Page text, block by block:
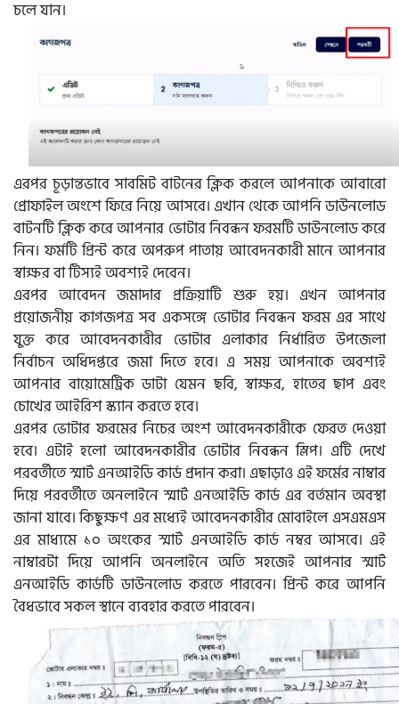
চলে যান।
এরপর চূড়ান্তভাবে সাবমিট বাটনের ক্লিক করলে আপনাকে আবারো
প্রোফাইল অংশে ফিরে নিয়ে আসবে। এখান থেকে আপনি ডাউনলোড
বাটনটি ক্লিক করে আপনার ভোটার নিবন্ধন ফরমটি ডাউনলোড করে
নিন। ফর্মটি প্রিন্ট করে অপরুপ পাতায় আবেদনকারী মানে আপনার
স্বাক্ষর বা টিস্যই অবশ্যই দেবেন।
এরপর আবেদন জমাদার প্রক্রিয়াটি শুরু হয়। এখন আপনার
প্রয়োজনীয় কাগজপত্র সব একসঙ্গে ভোটার নিবন্ধন ফরম এর সাথে
যুক্ত করে আবেদনকারীর ভোটার এলাকার নির্ধারিত উপজেলা
নির্বাচন অধিদপ্তরে জমা দিতে হবে। এ সময় আপনাকে অবশ্যই
আপনার বায়োমেট্রিক ডাটা যেমন ছবি, স্বাক্ষর, হাতের ছাপ এবং
চোখের আইরিশ স্ক্যান করতে হবে।
এরপর ভোটার ফরমের নিচের অংশ আবেদনকারীকে ফেরত দেওয়া
হবে। এটাই হলো আবেদনকারীর ভোটার নিবন্ধন স্লিপ। এটি দেখে
পরবর্তীতে স্মার্ট এনআইডি কার্ড প্রদান করা। এছাড়াও এই ফর্মের নাম্বার
দিয়ে পরবর্তীতে অনলাইনে স্মার্ট এনআইডি কার্ড এর বর্তমান অবস্থা
জানা যাবে। কিছুক্ষণ এর মধ্যেই আবেদনকারীর মোবাইলে এসএমএস
এর মাধ্যমে ১০ অংকের স্মার্ট এনআইডি কার্ড নম্বর আসবে। এই
নাম্বারটা দিয়ে আপনি অনলাইনে অতি সহজেই আপনার স্মার্ট
এনআইডি কার্ডটি ডাউনলোড করতে পারবেন। প্রিন্ট করে আপনি
বৈধভাবে সকল স্থানে ব্যবহার করতে পারবেন।